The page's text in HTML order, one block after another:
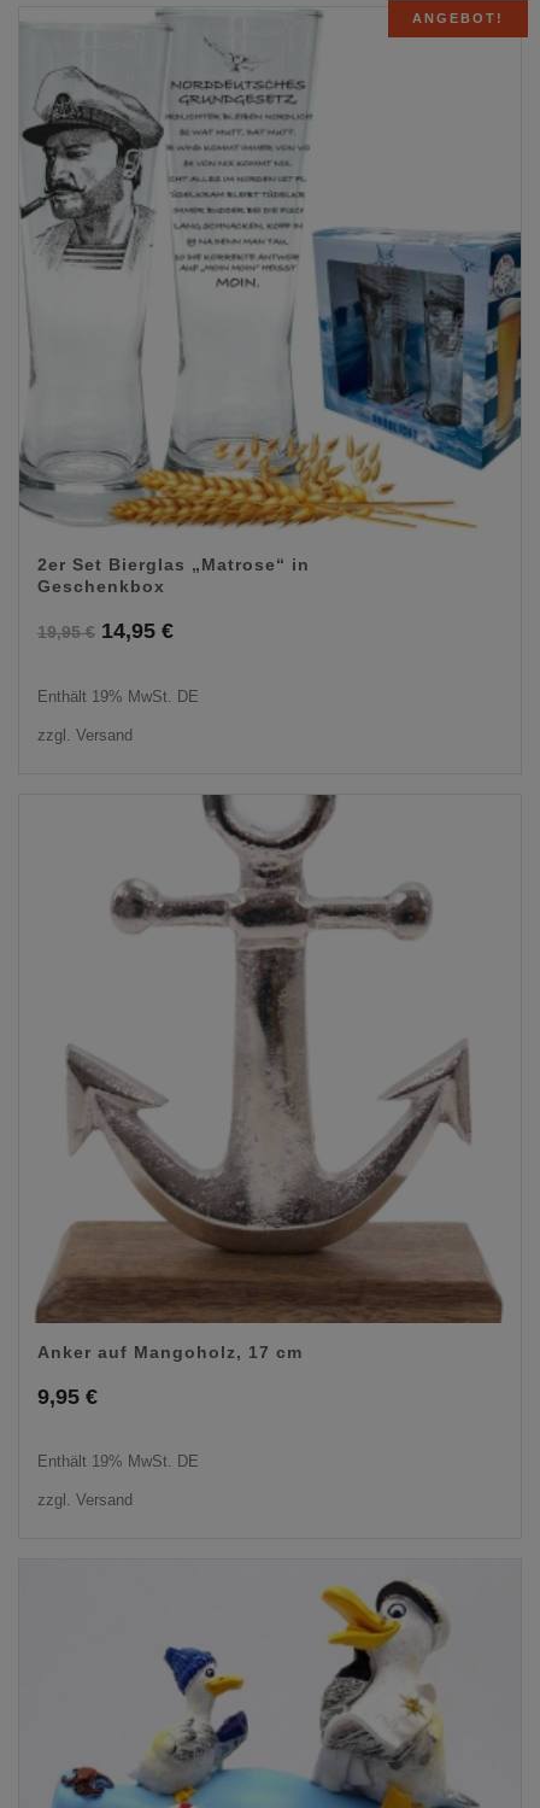
ANGEBOT!
2er Set Bierglas „Matrose“ in
Geschenkbox
19,95€ Ursprünglicher
14,95 €Aktueller
Enthält 19% MwSt. DE
zzgl. Versand
Anker auf Mangoholz, 17 cm
9,95 €
Enthält 19% MwSt. DE
zzgl. Versand